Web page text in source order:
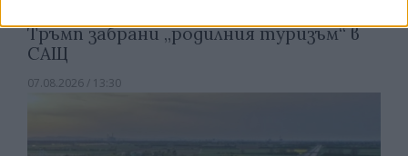
Тръмп забрани „родилния туризъм“ в
САЩ
07.08.2026 / 13:30